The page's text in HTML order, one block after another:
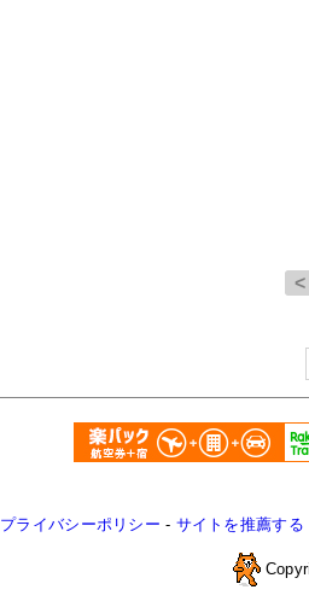
プライバシーポリシー - サイトを推薦する